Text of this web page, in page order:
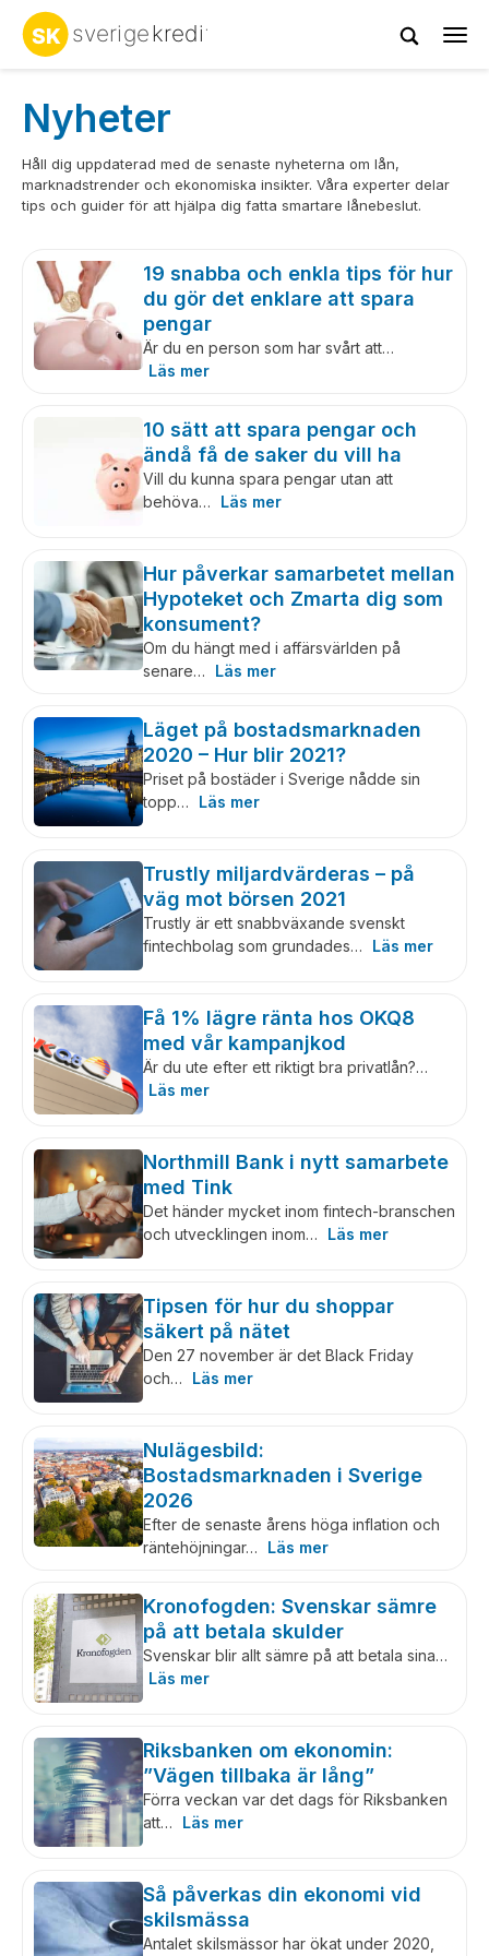
Nyheter
Håll dig uppdaterad med de senaste nyheterna om lån,
marknadstrender och ekonomiska insikter. Våra experter delar
tips och guider för att hjälpa dig fatta smartare lånebeslut.
19 snabba och enkla tips för hur
du gör det enklare att spara
pengar
Är du en person som har svårt att…
Läs mer
10 sätt att spara pengar och
ändå få de saker du vill ha
Vill du kunna spara pengar utan att
behöva…
Läs mer
Hur påverkar samarbetet mellan
Hypoteket och Zmarta dig som
konsument?
Om du hängt med i affärsvärlden på
senare…
Läs mer
Läget på bostadsmarknaden
2020 – Hur blir 2021?
Priset på bostäder i Sverige nådde sin
topp…
Läs mer
Trustly miljardvärderas – på
väg mot börsen 2021
Trustly är ett snabbväxande svenskt
fintechbolag som grundades…
Läs mer
Få 1% lägre ränta hos OKQ8
med vår kampanjkod
Är du ute efter ett riktigt bra privatlån?…
Läs mer
Northmill Bank i nytt samarbete
med Tink
Det händer mycket inom fintech-branschen
och utvecklingen inom…
Läs mer
Tipsen för hur du shoppar
säkert på nätet
Den 27 november är det Black Friday
och…
Läs mer
Nulägesbild:
Bostadsmarknaden i Sverige
2026
Efter de senaste årens höga inflation och
räntehöjningar…
Läs mer
Kronofogden: Svenskar sämre
på att betala skulder
Svenskar blir allt sämre på att betala sina…
Läs mer
Riksbanken om ekonomin:
”Vägen tillbaka är lång”
Förra veckan var det dags för Riksbanken
att…
Läs mer
Så påverkas din ekonomi vid
skilsmässa
Antalet skilsmässor har ökat under 2020,